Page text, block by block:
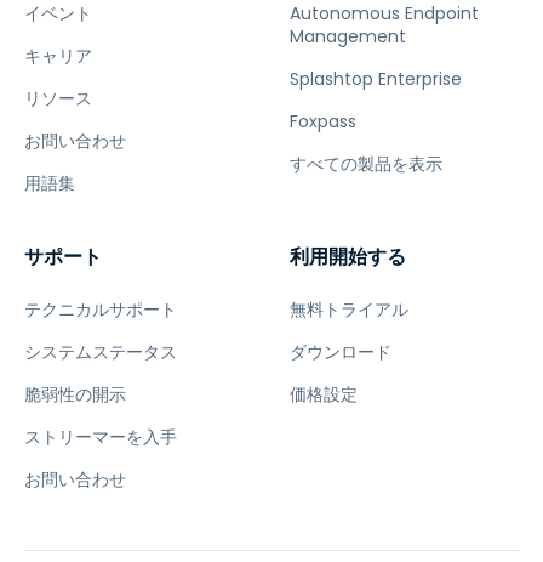
イベント
キャリア
リソース
お問い合わせ
用語集
Autonomous Endpoint
Management
Splashtop Enterprise
Foxpass
すべての製品を表示
サポート
テクニカルサポート
システムステータス
脆弱性の開示
ストリーマーを入手
お問い合わせ
利用開始する
無料トライアル
ダウンロード
価格設定